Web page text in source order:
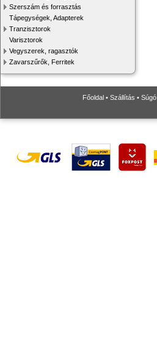
Szerszám és forrasztás
Tápegységek, Adapterek
Tranzisztorok
Varisztorok
Vegyszerek, ragasztók
Zavarszűrők, Ferritek
Főoldal • Szállítás • Súgó